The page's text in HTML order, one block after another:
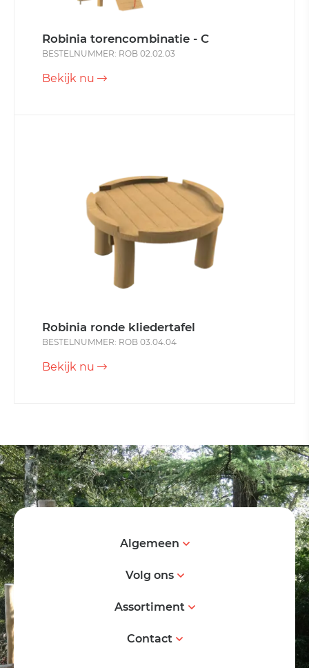
Robinia torencombinatie - C
BESTELNUMMER: ROB 02.02.03
Bekijk nu
Robinia ronde kliedertafel
BESTELNUMMER: ROB 03.04.04
Bekijk nu
Algemeen
Volg ons
Assortiment
Contact